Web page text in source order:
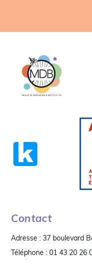
Contact
Adresse : 37 boulevard
Téléphone : 01 43 20 26